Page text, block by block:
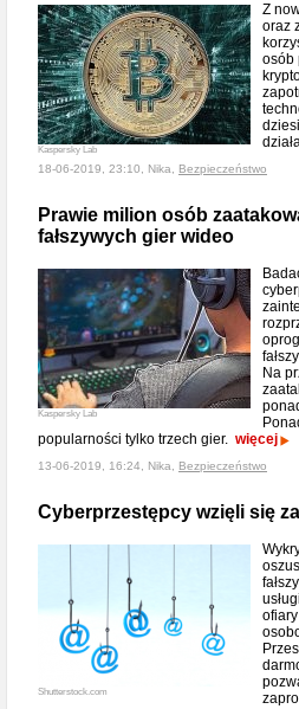
Kaspersky Lab
Z
oraz
osób
18-06-2019, 23:10, Nika, Bezpieczeństwo
Prawie milion osób
fałszywych gier wideo
Kaspersky Lab
Na
popularności tylko trzech gier. więcej
13-06-2019, 16:24, Nika, Bezpieczeństwo
Cyberprzestępcy wzięli się
Shutterstock.com